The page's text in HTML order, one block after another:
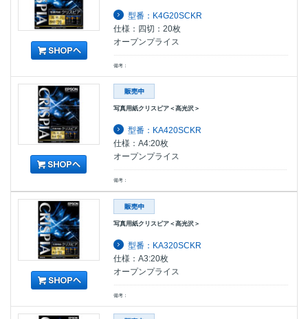
型番：K4G20SCKR
仕様：四切：20枚
オープンプライス
備考：
写真用紙クリスピア＜高光沢＞
型番：KA420SCKR
仕様：A4:20枚
オープンプライス
備考：
写真用紙クリスピア＜高光沢＞
型番：KA320SCKR
仕様：A3:20枚
オープンプライス
備考：